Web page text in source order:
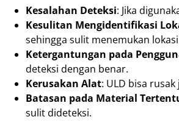
Kesalahan Deteksi: Jika
Kesulitan Mengidentifikasi
sehingga sulit menemukan
Ketergantungan pada
deteksi dengan benar.
Kerusakan Alat: ULD bisa
Batasan pada Material
sulit dideteksi.